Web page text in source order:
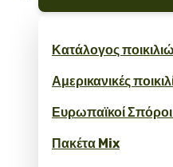
Κατάλογος
Αμερικανικές
Ευρωπαϊκοί
Πακέτα Mix